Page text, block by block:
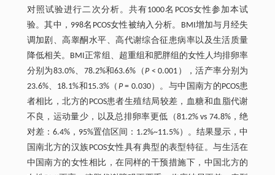
对照试验进行二次分析。共有1000名PCOS女性参加本试
验。其中，998名PCOS女性被纳入分析。BMI增加与月经失
调加剧、高睾酮水平、高代谢综合征患病率以及生活质量
降低相关。BMI正常组、超重组和肥胖组的女性人均排卵率
分别为83.0%、78.2%和63.6%（P< 0.001），活产率分别为
23.6%、18.1%和15.3%（ P= 0.030）。与中国南方的PCOS患
者相比，北方的PCOS患者生殖结局较差，血糖和血脂代谢
不良，运动量少，以及总排卵率更低（81.2% vs 74.8%，绝
对差：6.4%，95%置信区间：1.2%~11.5%）。结果显示，中
国南北方的汉族PCOS女性具有典型的表型特征。与生活在
中国南方的女性相比，在同样的干预措施下，中国北方的